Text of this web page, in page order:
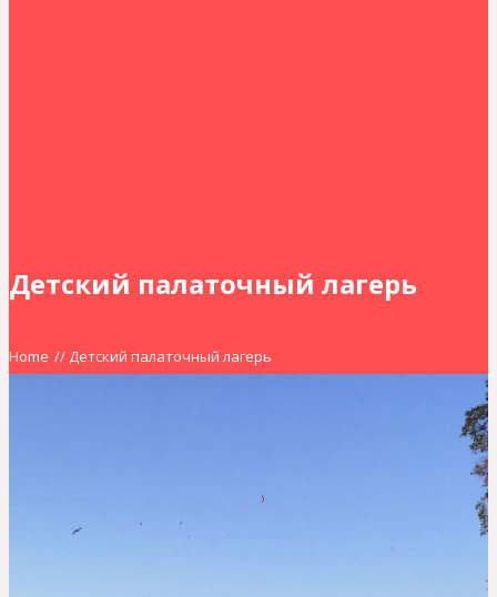
Детский палаточный лагерь
Home // Детский палаточный лагерь